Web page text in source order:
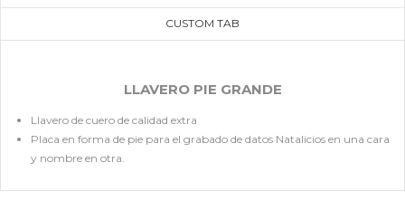
CUSTOM TAB
LLAVERO PIE GRANDE
Llavero de cuero de calidad extra
Placa en forma de pie para el grabado de datos Natalicios en una cara
y nombre en otra.